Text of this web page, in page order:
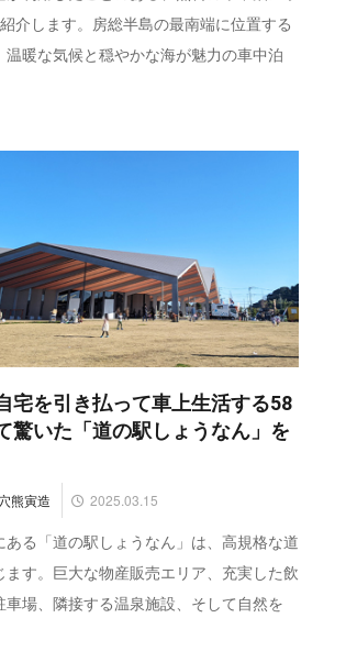
介します。房総半島の最南端に位置する
温暖な気候と穏やかな海が魅力の車中泊
宅を引き払って車上生活する58
驚いた「道の駅しょうなん」を
熊寅造 2025.03.15
ある「道の駅しょうなん」は、高規格な道
ます。巨大な物産販売エリア、充実した飲
車場、隣接する温泉施設、そして自然を